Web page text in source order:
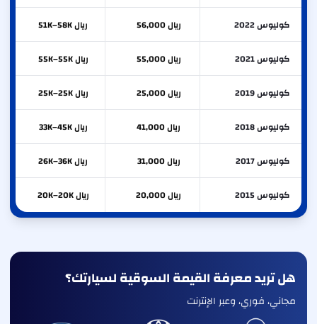
كوليوس 2022 ريال 56,000 ريال 51K–58K
كوليوس 2021 ريال 55,000 ريال 55K–55K
كوليوس 2019 ريال 25,000 ريال 25K–25K
كوليوس 2018 ريال 41,000 ريال 33K–45K
كوليوس 2017 ريال 31,000 ريال 26K–36K
كوليوس 2015 ريال 20,000 ريال 20K–20K
هل تريد معرفة القيمة السوقية لسيارتك؟
مجاني، فوري، وعبر الإنترنت